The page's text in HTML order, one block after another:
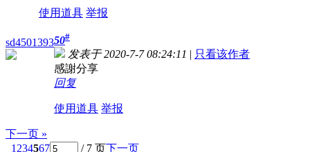
使用道具 举报
sd450139350#
发表于 2020-7-7 08:24:11 | 只看该作者
感謝分享
回复
使用道具 举报
下一页 »
1 234567 / 7 页下一页